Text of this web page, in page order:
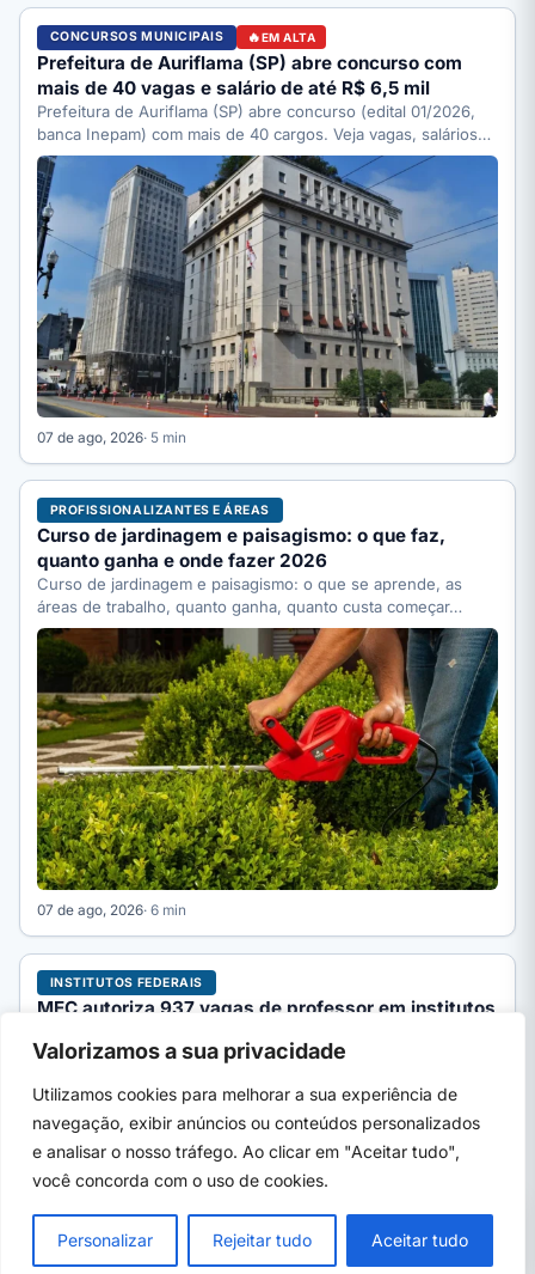
Valorizamos a sua privacidade
Utilizamos cookies para melhorar a sua experiência de
navegação, exibir anúncios ou conteúdos personalizados
e analisar o nosso tráfego. Ao clicar em "Aceitar tudo",
você concorda com o uso de cookies.
Personalizar Rejeitar tudo Aceitar tudo
CONCURSOS MUNICIPAIS EM ALTA
Prefeitura de Auriflama (SP) abre concurso com
mais de 40 vagas e salário de até R$ 6,5 mil
Prefeitura de Auriflama (SP) abre concurso (edital 01/2026,
banca Inepam) com mais de 40 cargos. Veja vagas, salários…
07 de ago, 2026· 5 min
PROFISSIONALIZANTES E ÁREAS
Curso de jardinagem e paisagismo: o que faz,
quanto ganha e onde fazer 2026
Curso de jardinagem e paisagismo: o que se aprende, as
áreas de trabalho, quanto ganha, quanto custa começar…
07 de ago, 2026· 6 min
INSTITUTOS FEDERAIS
MEC autoriza 937 vagas de professor em institutos
Portaria 657/2026 do MEC distribui 937 cargos de professor
SENAI-RN oferece 2 mil vagas em 17 cursos
gratuitos a distância